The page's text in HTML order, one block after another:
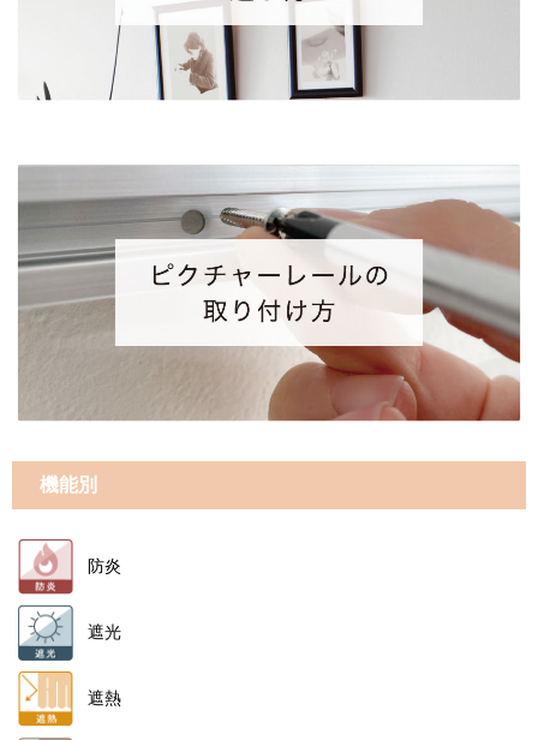
機能別
防炎
遮光
遮熱